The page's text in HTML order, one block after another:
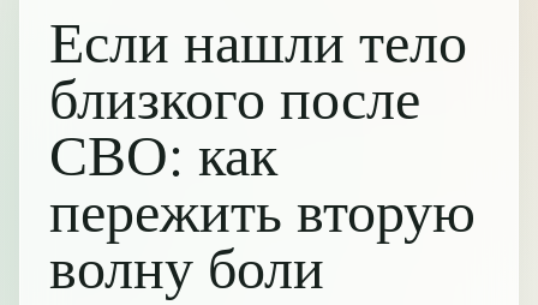
Если нашли тело
близкого после
СВО: как
пережить вторую
волну боли